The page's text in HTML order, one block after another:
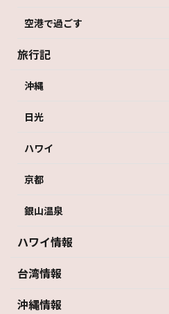
空港で過ごす
旅行記
沖縄
日光
ハワイ
京都
銀山温泉
ハワイ情報
台湾情報
沖縄情報